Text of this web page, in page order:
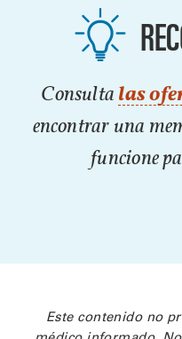
Consulta las
encontrar una
funcione
Este contenido no